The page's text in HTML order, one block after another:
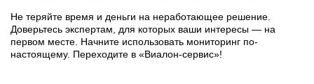
Не теряйте время и деньги на неработающее решение.
Доверьтесь экспертам, для которых ваши интересы — на
первом месте. Начните использовать мониторинг по-
настоящему. Переходите в «Виалон-сервис»!